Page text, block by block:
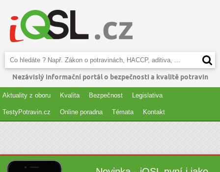
Nezávislý informační portál o bezpečnosti a kvalitě potravin
Aktuality z oboru Kvalita Bezpečnost Legislativa
TestyPotravin.cz Online poradna Témata Kontakt